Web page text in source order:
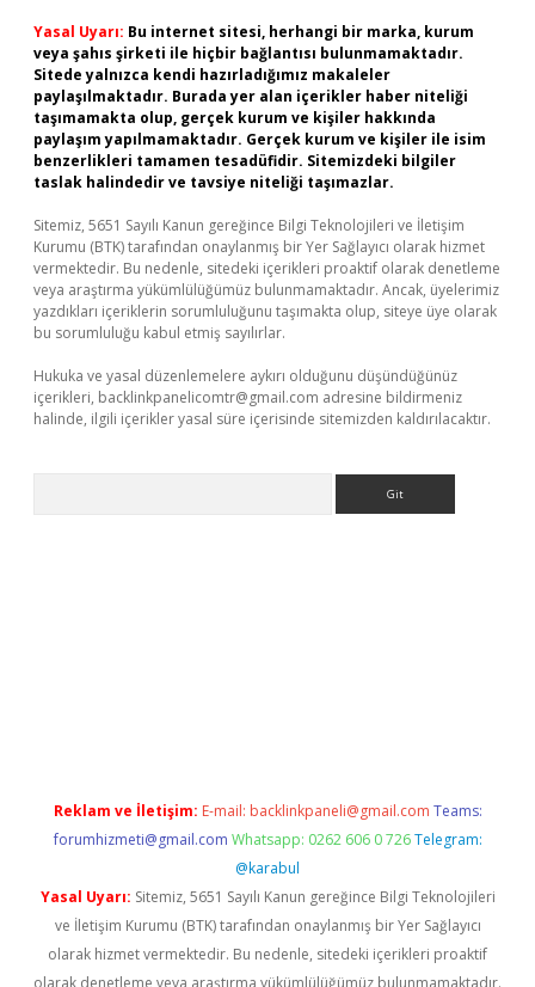
Yasal Uyarı: Bu internet sitesi, herhangi bir marka, kurum
veya şahıs şirketi ile hiçbir bağlantısı bulunmamaktadır.
Sitede yalnızca kendi hazırladığımız makaleler
paylaşılmaktadır. Burada yer alan içerikler haber niteliği
taşımamakta olup, gerçek kurum ve kişiler hakkında
paylaşım yapılmamaktadır. Gerçek kurum ve kişiler ile isim
benzerlikleri tamamen tesadüfidir. Sitemizdeki bilgiler
taslak halindedir ve tavsiye niteliği taşımazlar.
Sitemiz, 5651 Sayılı Kanun gereğince Bilgi Teknolojileri ve İletişim
Kurumu (BTK) tarafından onaylanmış bir Yer Sağlayıcı olarak hizmet
vermektedir. Bu nedenle, sitedeki içerikleri proaktif olarak denetleme
veya araştırma yükümlülüğümüz bulunmamaktadır. Ancak, üyelerimiz
yazdıkları içeriklerin sorumluluğunu taşımakta olup, siteye üye olarak
bu sorumluluğu kabul etmiş sayılırlar.
Hukuka ve yasal düzenlemelere aykırı olduğunu düşündüğünüz
içerikleri, backlinkpanelicomtr@gmail.com adresine bildirmeniz
halinde, ilgili içerikler yasal süre içerisinde sitemizden kaldırılacaktır.
Reklam ve İletişim: E-mail: backlinkpaneli@gmail.com Teams:
forumhizmeti@gmail.com Whatsapp: 0262 606 0 726 Telegram:
@karabul
Yasal Uyarı: Sitemiz, 5651 Sayılı Kanun gereğince Bilgi Teknolojileri
ve İletişim Kurumu (BTK) tarafından onaylanmış bir Yer Sağlayıcı
olarak hizmet vermektedir. Bu nedenle, sitedeki içerikleri proaktif
olarak denetleme veya araştırma yükümlülüğümüz bulunmamaktadır.